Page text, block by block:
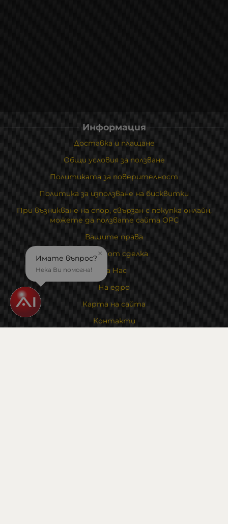
Информация
Доставка и плащане
Общи условия за ползване
Политиката за поверителност
Политика за използване на бисквитки
При възникване на спор, свързан с покупка онлайн,
можете да ползвате сайта ОРС
Вашите права
Отказ от сделка
За Нас
На едро
Карта на сайта
Контакти
×
Имате въпрос?
Нека Ви помогна!